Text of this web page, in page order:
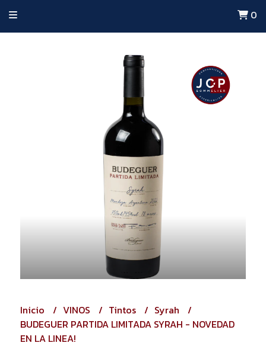
0
Inicio VINOS Tintos
Syrah
BUDEGUER PARTIDA LIMITADA SYRAH - NOVEDAD
EN LA LINEA!